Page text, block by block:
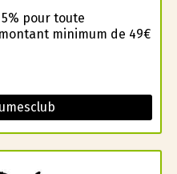
pour toute
minimum de 49€